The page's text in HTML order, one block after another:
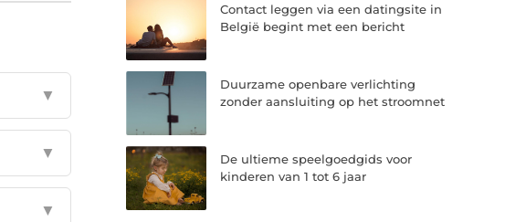
▼
▼
▼
Contact leggen via een datingsite in
België begint met een bericht
Duurzame openbare verlichting
zonder aansluiting op het stroomnet
De ultieme speelgoedgids voor
kinderen van 1 tot 6 jaar